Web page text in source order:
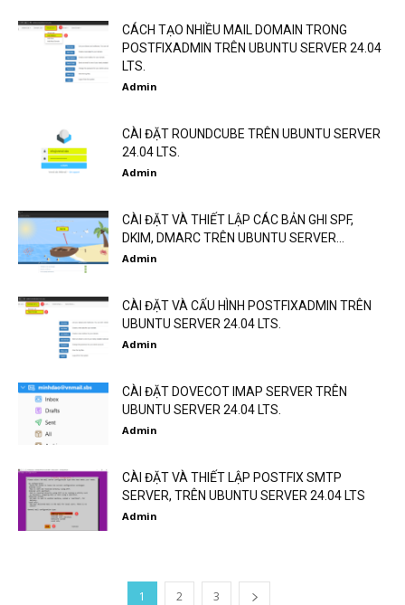
CÁCH TẠO NHIỀU MAIL DOMAIN TRONG
POSTFIXADMIN TRÊN UBUNTU SERVER 24.04
LTS.
Admin
CÀI ĐẶT ROUNDCUBE TRÊN UBUNTU SERVER
24.04 LTS.
Admin
CÀI ĐẶT VÀ THIẾT LẬP CÁC BẢN GHI SPF,
DKIM, DMARC TRÊN UBUNTU SERVER...
Admin
CÀI ĐẶT VÀ CẤU HÌNH POSTFIXADMIN TRÊN
UBUNTU SERVER 24.04 LTS.
Admin
CÀI ĐẶT DOVECOT IMAP SERVER TRÊN
UBUNTU SERVER 24.04 LTS.
Admin
CÀI ĐẶT VÀ THIẾT LẬP POSTFIX SMTP
SERVER, TRÊN UBUNTU SERVER 24.04 LTS
Admin
1 2 3